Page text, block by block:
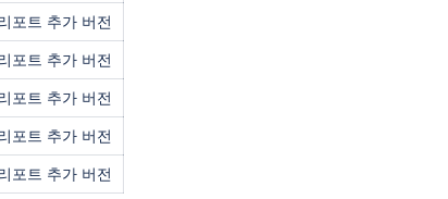
포트 추가 버전
포트 추가 버전
포트 추가 버전
포트 추가 버전
포트 추가 버전